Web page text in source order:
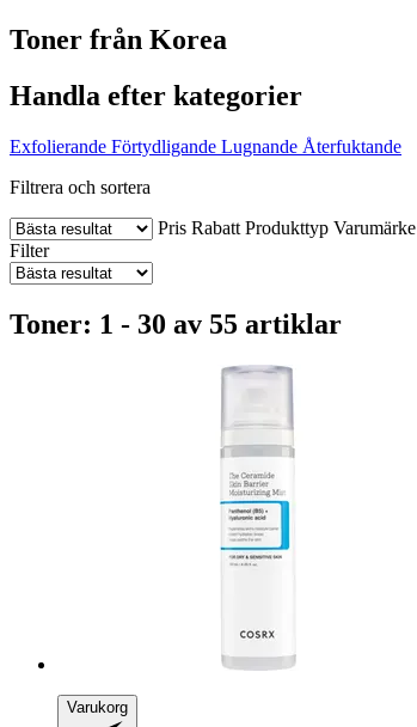
Toner från Korea
Handla efter kategorier
Exfolierande Förtydligande Lugnande Återfuktande
Filtrera och sortera
Pris Rabatt Produkttyp Varumärke
Filter
Toner: 1 - 30 av 55 artiklar
Varukorg